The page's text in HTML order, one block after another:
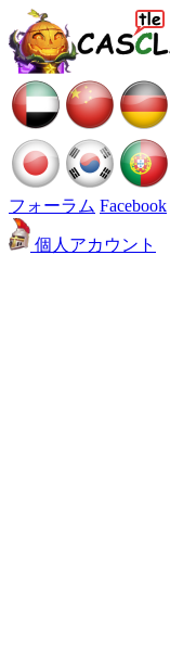
フォーラム Facebook
個人アカウント